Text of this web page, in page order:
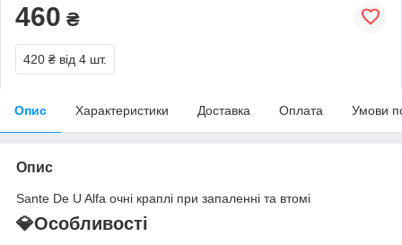
460 ₴
420 ₴ від 4 шт.
Опис Характеристики Доставка Оплата Умови
Опис
Sante De U Alfa очні краплі при запаленні та втомі
💎Особливості